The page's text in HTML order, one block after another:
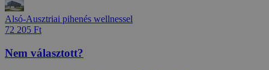
Alsó-Ausztriai pihenés wellnessel
72 205 Ft
Nem választott?